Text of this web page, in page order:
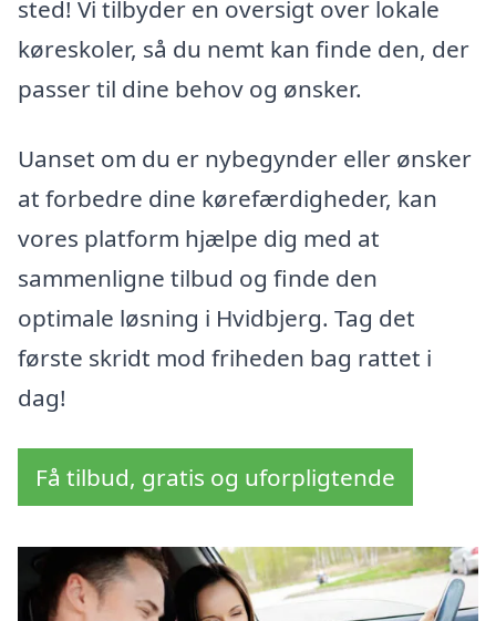
sted! Vi tilbyder en oversigt over lokale
køreskoler, så du nemt kan finde den, der
passer til dine behov og ønsker.
Uanset om du er nybegynder eller ønsker
at forbedre dine kørefærdigheder, kan
vores platform hjælpe dig med at
sammenligne tilbud og finde den
optimale løsning i Hvidbjerg. Tag det
første skridt mod friheden bag rattet i
dag!
Få tilbud, gratis og uforpligtende